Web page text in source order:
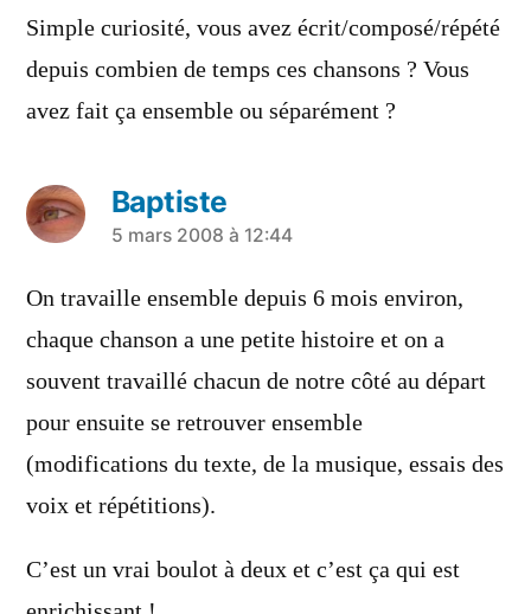
Simple curiosité, vous avez écrit/composé/répété
depuis combien de temps ces chansons ? Vous
avez fait ça ensemble ou séparément ?
Baptiste
a
dit :
5 mars 2008 à 12:44
On travaille ensemble depuis 6 mois environ,
chaque chanson a une petite histoire et on a
souvent travaillé chacun de notre côté au départ
pour ensuite se retrouver ensemble
(modifications du texte, de la musique, essais des
voix et répétitions).
C’est un vrai boulot à deux et c’est ça qui est